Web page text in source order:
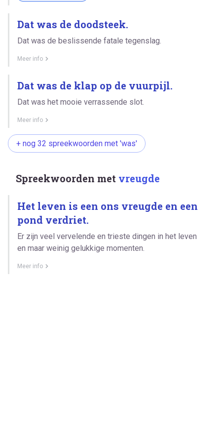
Dat was de doodsteek.
Dat was de beslissende fatale tegenslag.
Meer info
Dat was de klap op de vuurpijl.
Dat was het mooie verrassende slot.
Meer info
+ nog 32 spreekwoorden met 'was'
Spreekwoorden met vreugde
Het leven is een ons vreugde en een
pond verdriet.
Er zijn veel vervelende en trieste dingen in het leven
en maar weinig gelukkige momenten.
Meer info